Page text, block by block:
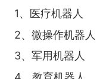
1、医疗机器人
2、微操作机器人
3、军用机器人